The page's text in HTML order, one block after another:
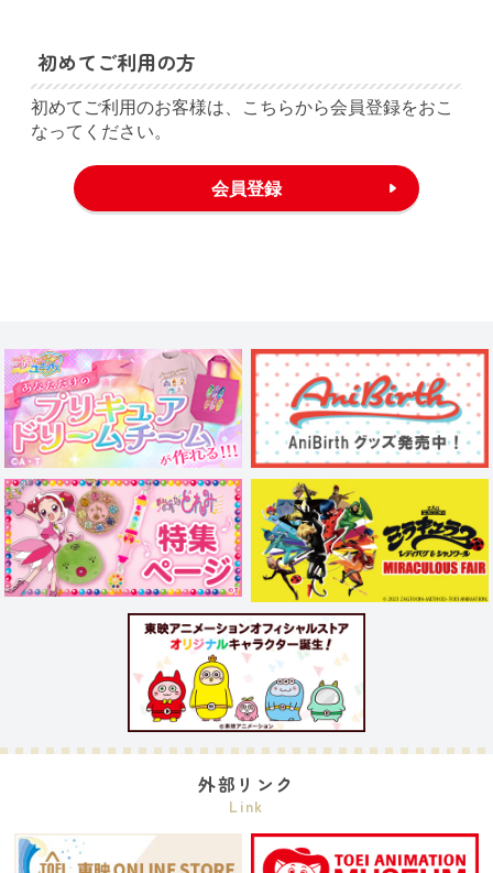
初めてご利用の方
初めてご利用のお客様は、こちらから会員登録をおこ
なってください。
外部リンク
Link